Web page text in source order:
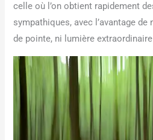
celle où l’on obtient rapidement
sympathiques, avec l’avantage de
de pointe, ni lumière